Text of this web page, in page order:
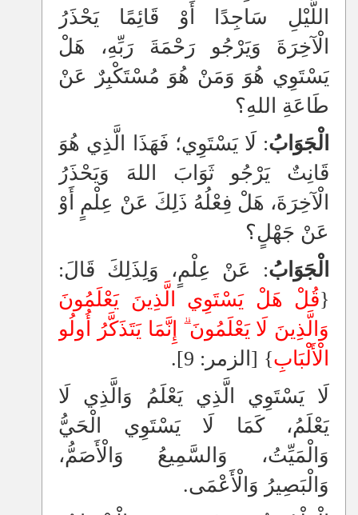
اللَّيْلِ سَاجِدًا أَوْ قَائِمًا يَحْذَرُ
الْآخِرَةَ وَيَرْجُو رَحْمَةَ رَبِّهِ، هَلْ
يَسْتَوِي هُوَ وَمَنْ هُوَ مُسْتَكْبِرٌ عَنْ
طَاعَةِ اللهِ؟
الْجَوَابُ: لَا يَسْتَوِي؛ فَهَذَا الَّذِي هُوَ
قَانِتٌ يَرْجُو ثَوَابَ اللهَ وَيَحْذَرُ
الْآخِرَةَ، هَلْ فِعْلُهُ ذَلِكَ عَنْ عِلْمٍ أَوْ
عَنْ جَهْلٍ؟
الْجَوَابُ: عَنْ عِلْمٍ، وَلِذَلِكَ قَالَ:
{قُلْ هَلْ يَسْتَوِي الَّذِينَ يَعْلَمُونَ
وَالَّذِينَ لَا يَعْلَمُونَ إِنَّمَا يَتَذَكَّرُ أُولُو
الْأَلْبَابِ} [الزمر: 9].
لَا يَسْتَوِي الَّذِي يَعْلَمُ وَالَّذِي لَا
يَعْلَمُ، كَمَا لَا يَسْتَوِي الْحَيُّ
وَالْمَيِّتُ، وَالسَّمِيعُ وَالْأَصَمُّ،
وَالْبَصِيرُ وَالْأَعْمَى.